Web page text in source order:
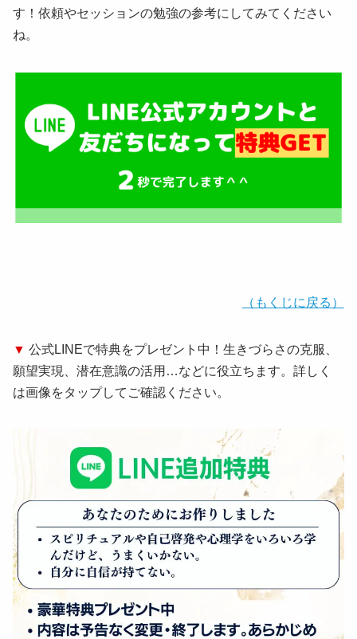
す！依頼やセッションの勉強の参考にしてみてください
ね。
（もくじに戻る）
▼ 公式LINEで特典をプレゼント中！生きづらさの克服、
願望実現、潜在意識の活用…などに役立ちます。詳しく
は画像をタップしてご確認ください。